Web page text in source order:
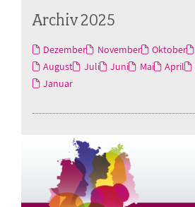
Archiv 2025
Dezember November Oktober
August
Juli Juni Mai April
Januar